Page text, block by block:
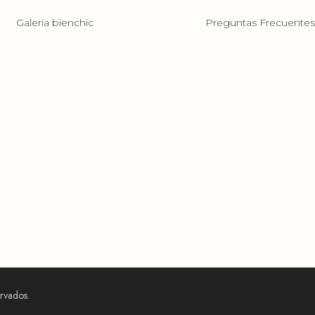
Galeria bienchic Preguntas Frecuentes